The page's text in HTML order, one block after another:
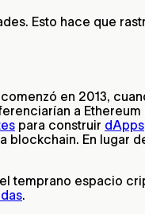
Esto hace que
en 2013,
a
para construir dApps
En lugar
temprano espacio
.